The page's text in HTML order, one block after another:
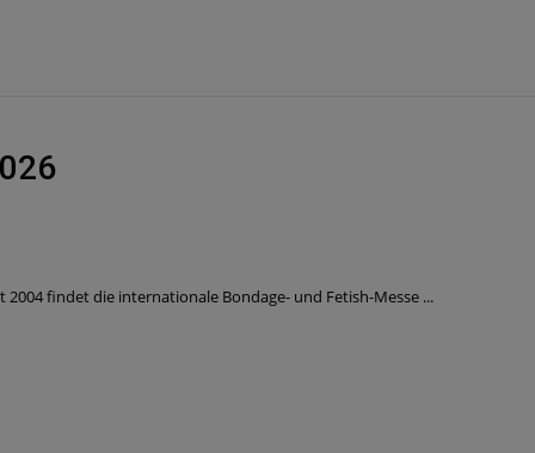
findet die internationale Bondage- und Fetish-Messe ...